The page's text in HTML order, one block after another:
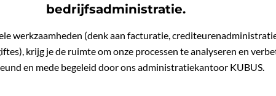
bedrijfsadministratie.
werkzaamheden (denk aan facturatie,
krijg je de ruimte om onze processen te analyseren en
en mede begeleid door ons administratiekantoor KUBUS.